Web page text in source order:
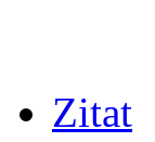
Zitat